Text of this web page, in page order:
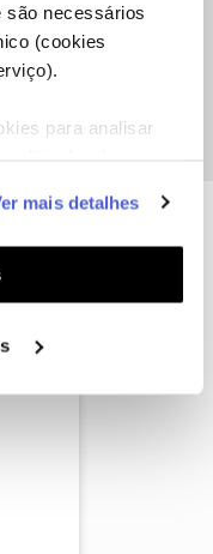
são necessários
(cookies
para analisar
e
seus interesses
Pode gerir a
Configurar
mais detalhes